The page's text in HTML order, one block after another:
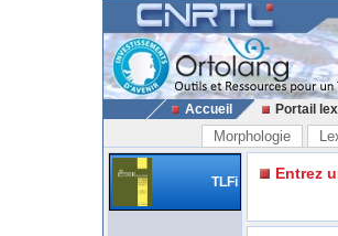
Accueil Portail
Morphologie
TLFi Entrez